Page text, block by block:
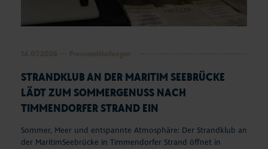
STRANDKLUB AN DER MARITIM SEEBRÜCKE
LÄDT ZUM SOMMERGENUSS NACH
TIMMENDORFER STRAND EIN
Sommer, Meer und entspannte Atmosphäre: Der Strandklub an
der MaritimSeebrücke in Timmendorfer Strand öffnet in